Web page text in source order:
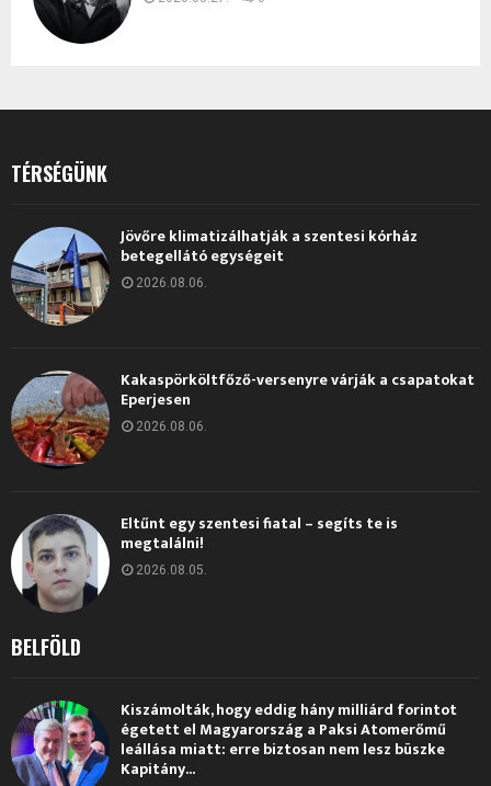
TÉRSÉGÜNK
Jövőre klimatizálhatják a szentesi kórház
betegellátó egységeit
2026.08.06.
Kakaspörköltfőző-versenyre várják a csapatokat
Eperjesen
2026.08.06.
Eltűnt egy szentesi fiatal – segíts te is
megtalálni!
2026.08.05.
BELFÖLD
Kiszámolták, hogy eddig hány milliárd forintot
égetett el Magyarország a Paksi Atomerőmű
leállása miatt: erre biztosan nem lesz büszke
Kapitány...